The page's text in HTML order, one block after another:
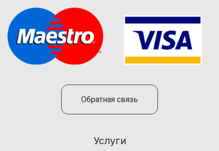
Обратная связь
Услуги